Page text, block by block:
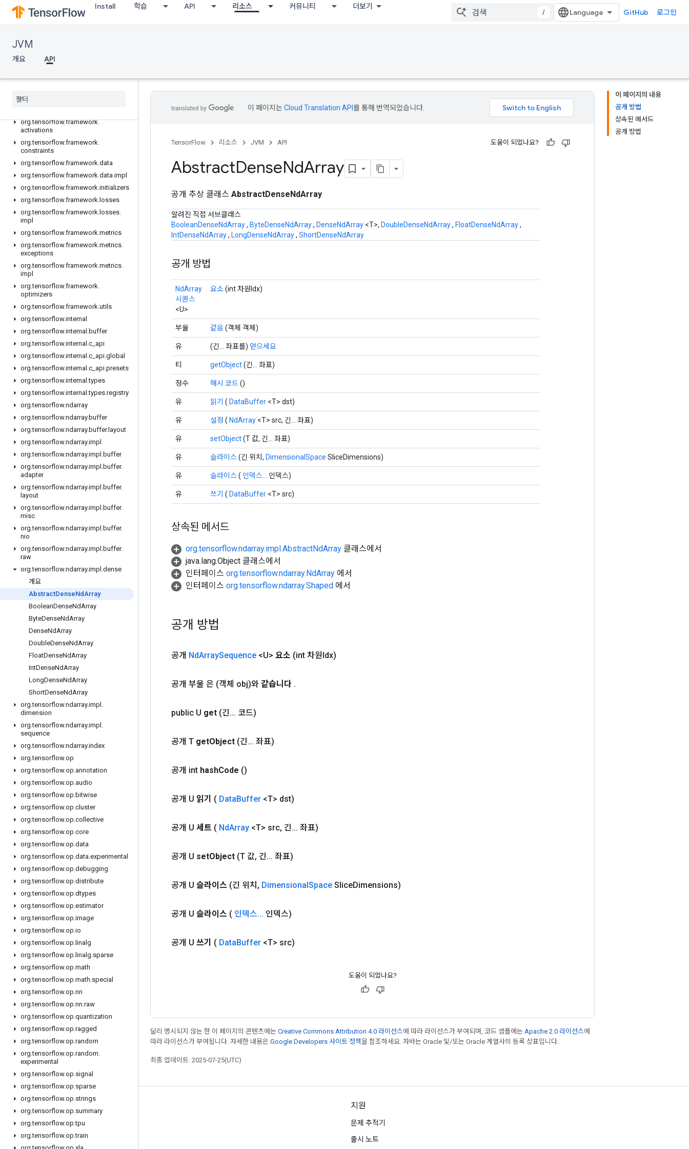
Install 학습 API 리소스 커뮤니티 더보기
/ GitHub 로그인
JVM
개요 API
org
org.tensorflow.framework.
activations
org.tensorflow.framework.
constraints
org.tensorflow.framework.data
org.tensorflow.framework.data.impl
org.tensorflow.framework.initializers
org.tensorflow.framework. losses
org.tensorflow.framework. losses.
impl
org.tensorflow.framework.metrics
org.tensorflow.framework.metrics.
exceptions
org.tensorflow.framework.metrics.
impl
org.tensorflow.framework.
optimizers
org.tensorflow.framework.utils
org.tensorflow.internal
org.tensorflow.internal .buffer
org.tensorflow.internal .c api
org.tensorflow.internal .c api.global
org.tensorflow.internal .c api.presets
org.tensorflow.internal .types
org.tensorflow.internal .types.registry
org.tensorflow.ndarray
org.tensorflow.ndarray.buffer
org.tensorflow.ndarray.buffer. layout
org.tensorflow.ndarray.impl
org.tensorflow.ndarray.impl .buffer
org.tensorflow.ndarray.impl .buffer.
adapter
org.tensorflow.ndarray.impl .buffer.
layout
org.tensorflow.ndarray.impl .buffer.
misc
org.tensorflow.ndarray.impl .buffer.
nio
org.tensorflow.ndarray.impl .buffer.
raw
org.tensorflow.ndarray.impl .dense
개요
AbstractDenseNdArray
BooleanDenseNdArray
ByteDenseNdArray
DenseNdArray
DoubleDenseNdArray
FloatDenseNdArray
IntDenseNdArray
LongDenseNdArray
ShortDenseNdArray
org.tensorflow.ndarray.impl .
dimension
org.tensorflow.ndarray.impl .
sequence
org.tensorflow.ndarray.index
org.tensorflow.op
org.tensorflow.op.annotation
org.tensorflow.op.audio
org.tensorflow.op.bitwise
org.tensorflow.op.cluster
org.tensorflow.op.collective
org.tensorflow.op.core
org.tensorflow.op.data
org.tensorflow.op.data.experimental
org.tensorflow.op.debugging
org.tensorflow.op.distribute
org.tensorflow.op.dtypes
org.tensorflow.op.estimator
org.tensorflow.op.image
org.tensorflow.op.io
org.tensorflow.op. linalg
org.tensorflow.op. linalg.sparse
org.tensorflow.op.math
org.tensorflow.op.math.special
org.tensorflow.op.nn
org.tensorflow.op.nn.raw
org.tensorflow.op.quantization
org.tensorflow.op.ragged
org.tensorflow.op.random
org.tensorflow.op.random.
experimental
org.tensorflow.op.signal
org.tensorflow.op.sparse
org.tensorflow.op.strings
org.tensorflow.op.summary
org.tensorflow.op.tpu
org.tensorflow.op.train
이 페이지의 내용
공개 방법
상속된 메서드
공개 방법
이 페이지는Cloud Translation API 를 통해 번역되었습니다.
TensorFlow 리소스 JVM API 도움이 되었나요?
AbstractDenseNdArray
공개 추상 클래스 AbstractDenseNdArray
알려진 직접 서브클래스
BooleanDenseNdArray, ByteDenseNdArray, DenseNdArray <T>, DoubleDenseNdArray, FloatDenseNdArray,
IntDenseNdArray, LongDenseNdArray, ShortDenseNdArray
공개 방법
NdArray
시퀀스
<U>
요소(int 차원Idx)
부울 같음(객체 객체)
유 (긴... 좌표를) 얻으세요
티 getObject(긴... 좌표)
정수 해시 코드()
유 읽기 ( DataBuffer <T> dst)
유 설정 ( NdArray <T> src, 긴... 좌표)
유 setObject(T 값, 긴... 좌표)
유 슬라이스(긴 위치, DimensionalSpace SliceDimensions)
유 슬라이스( 인덱스... 인덱스)
유 쓰기 ( DataBuffer <T> src)
상속된 메서드
org.tensorflow.ndarray.impl.AbstractNdArray 클래스에서
java.lang.Object 클래스에서
인터페이스 org.tensorflow.ndarray.NdArray 에서
인터페이스 org.tensorflow.ndarray.Shaped 에서
공개 방법
공개 NdArraySequence <U> 요소 (int 차원Idx)
공개 부울 은 (객체 obj)와 같습니다 .
public U get (긴... 코드)
공개 T getObject (긴... 좌표)
공개 int hashCode ()
공개 U 읽기 ( DataBuffer <T> dst)
공개 U 세트 ( NdArray <T> src, 긴... 좌표)
공개 U setObject (T 값, 긴... 좌표)
공개 U 슬라이스 (긴 위치 , DimensionalSpace SliceDimensions)
공개 U 슬라이스 ( 인덱스... 인덱스)
공개 U 쓰기 ( DataBuffer <T> src)
도움이 되었나요?
달리 명시되지 않는 한 이 페이지의 콘텐츠에는 Creative Commons Attribution 4.0 라이선스에 따라 라이선스가 부여되며, 코드 샘플에는 Apache 2.0 라이선스에
따라 라이선스가 부여됩니다. 자세한 내용은 Google Developers 사이트 정책을 참조하세요. 자바는 Oracle 및/또는 Oracle 계열사의 등록 상표입니다.
최종 업데이트: 2025-07-25(UTC)
최신 소식 확인하기
블로그
포럼
지원
문제 추적기
출시 노트